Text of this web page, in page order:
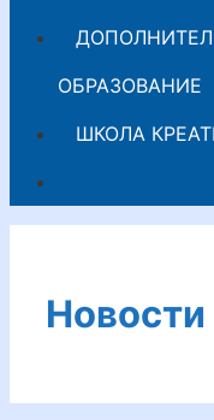
ОБРАЗОВАНИЕ
ШКОЛА
Новости